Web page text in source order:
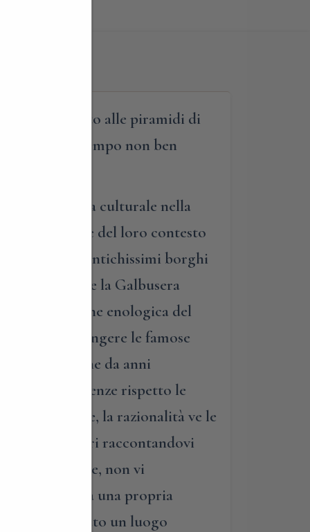
rispetto alle piramidi di
in un tempo non ben
passeggiata culturale nella
piramidi e del loro contesto
due antichissimi borghi
di charme, e la Galbusera
la tradizione enologica del
per raggiungere le famose
leggende che da anni
le coincidenze rispetto le
se, alla fine, la razionalità ve le
magari raccontandovi
Ma alla fine, non vi
formulerà una propria
di aver visitato un luogo